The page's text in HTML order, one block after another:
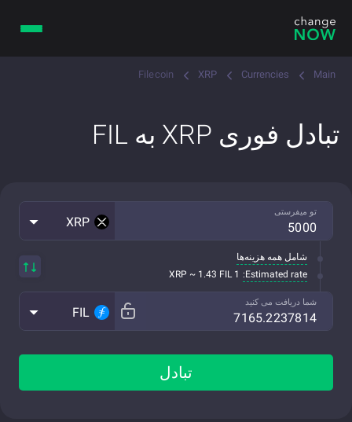
Main
Currencies
XRP
Filecoin
تبادل فوری XRP به FIL
تو میفرستی
XRP
شامل همه هزینه‌ها
Estimated rate:
1 XRP ~ 1.43 FIL
شما دریافت می کنید
FIL
تبادل